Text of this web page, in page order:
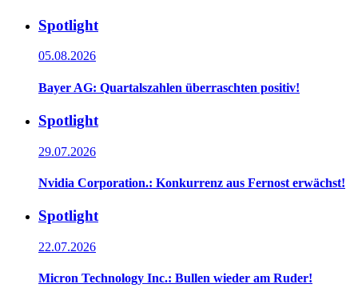
Spotlight
05.08.2026
Bayer AG: Quartalszahlen überraschten positiv!
Spotlight
29.07.2026
Nvidia Corporation.: Konkurrenz aus Fernost erwächst!
Spotlight
22.07.2026
Micron Technology Inc.: Bullen wieder am Ruder!